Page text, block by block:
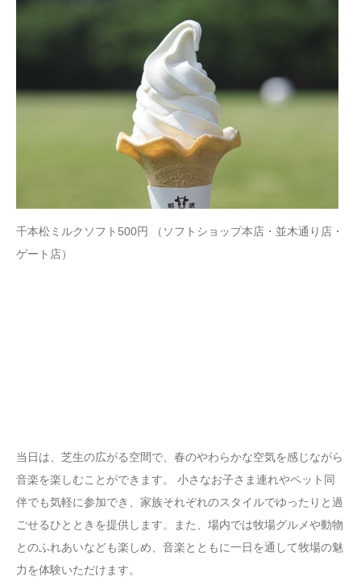
千本松ミルクソフト500円 （ソフトショップ本店・並木通り店・
ゲート店）
当日は、芝生の広がる空間で、春のやわらかな空気を感じながら
音楽を楽しむことができます。 小さなお子さま連れやペット同
伴でも気軽に参加でき、家族それぞれのスタイルでゆったりと過
ごせるひとときを提供します。また、場内では牧場グルメや動物
とのふれあいなども楽しめ、音楽とともに一日を通して牧場の魅
力を体験いただけます。